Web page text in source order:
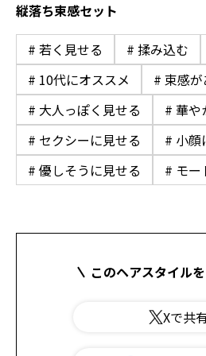
縦落ち束感セット
# 若く見せる # 揉み込む
# 10代にオススメ
# 束感が
# 大人っぽく見せる
# 華や
# セクシーに見せる
# 小顔
# 優しそうに見せる
# モー
このヘアスタイル
Xで共